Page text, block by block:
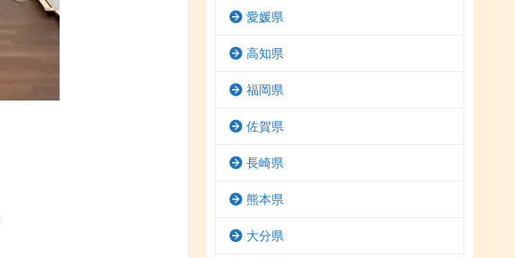
愛媛県
高知県
福岡県
佐賀県
長崎県
熊本県
大分県